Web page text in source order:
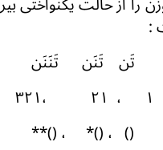
:
تَن تَنَن تَنَنَن
() ، ()* ، ()**